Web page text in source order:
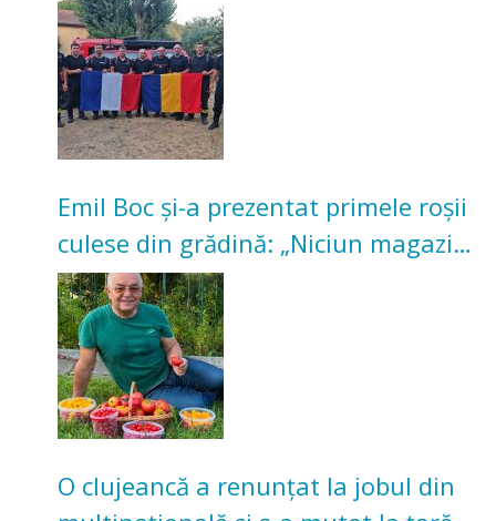
Emil Boc și-a prezentat primele roșii
culese din grădină: „Niciun magazin
nu poate oferi această satisfacție”
O clujeancă a renunțat la jobul din